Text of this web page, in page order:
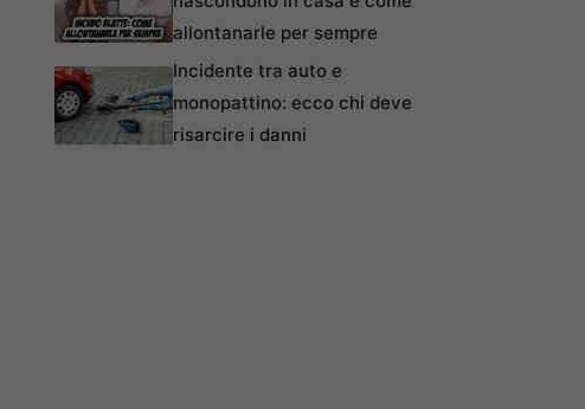
allontanarle per sempre
Incidente tra auto e
monopattino: ecco chi deve
risarcire i danni